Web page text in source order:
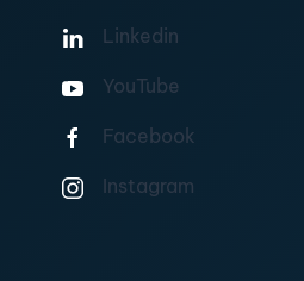
Linkedin
YouTube
Facebook
Instagram